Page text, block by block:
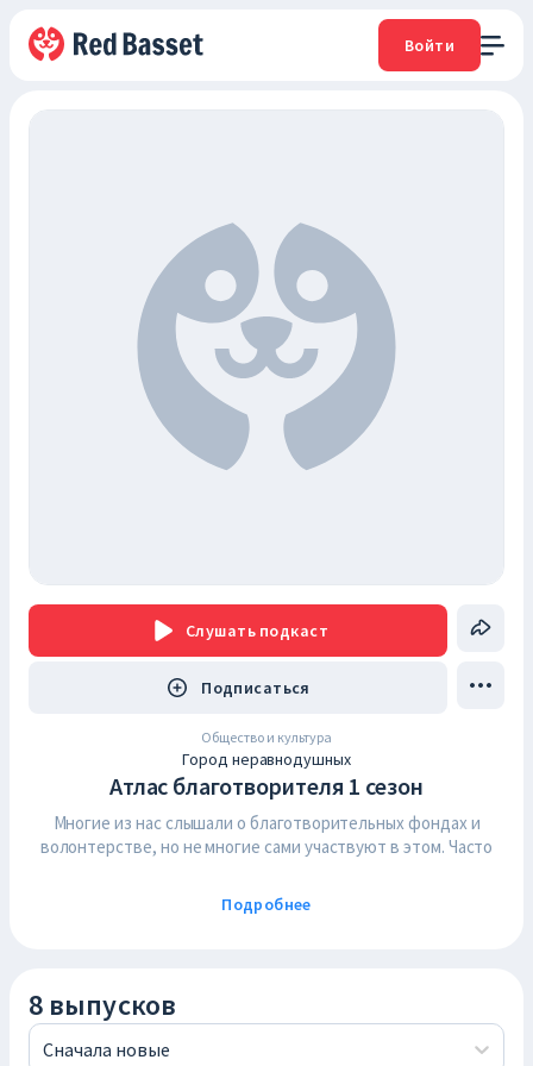
Войти
8 выпусков
Сначала новые
Слушать подкаст
Подписаться
Общество и культура
Город неравнодушных
Атлас благотворителя 1 сезон
Многие из нас слышали о благотворительных фондах и
волонтерстве, но не многие сами участвуют в этом. Часто
всех проблем не решить, а многие фонды и вовсе
мошенники — обидно отдавать время и деньги в чужой
некоммерческих организаций и государства.
А 100 рублей правда что-то решают? Как лучше помогать:
Подробнее